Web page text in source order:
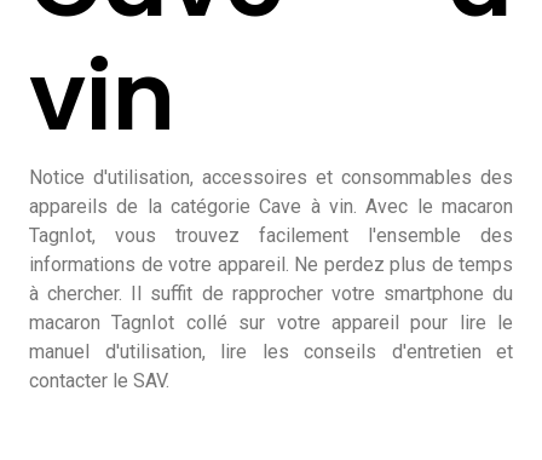
vin
Notice d'utilisation, accessoires et consommables des
appareils de la catégorie Cave à vin. Avec le macaron
TagnIot, vous trouvez facilement l'ensemble des
informations de votre appareil. Ne perdez plus de temps
à chercher. Il suffit de rapprocher votre smartphone du
macaron TagnIot collé sur votre appareil pour lire le
manuel d'utilisation, lire les conseils d'entretien et
contacter le SAV.